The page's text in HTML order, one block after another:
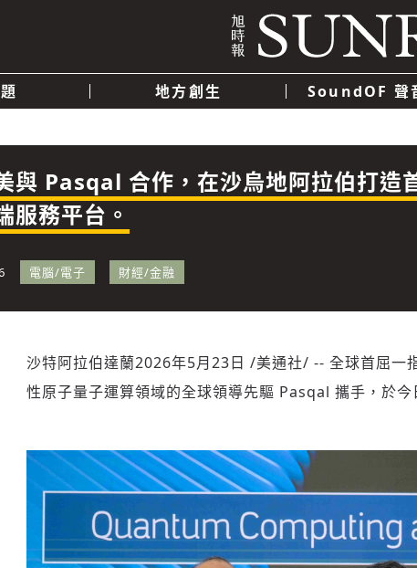
地方創生 SoundOF 聲
快速連結
經濟 科技
與 Pasqal 合作，在沙烏地阿拉伯打造
服務平台。
電腦/電子 財經/金融
沙特阿拉伯達蘭2026年5月23日 /美通社/ -- 全球首屈一
性原子量子運算領域的全球領導先驅 Pasqal 攜手，於